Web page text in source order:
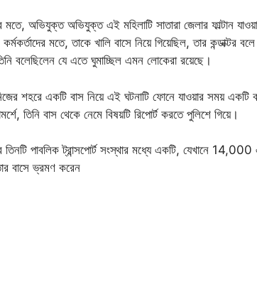
মতে, অভিযুক্ত অভিযুক্ত এই মহিলাটি সাতারা জেলার ফাল্টান
মতে, তাকে খালি বাসে নিয়ে গিয়েছিল, তার কন্ডাক্টর
বলেছিলেন যে এতে ঘুমাচ্ছিল এমন লোকেরা রয়েছে।
শহরে একটি বাস নিয়ে এই ঘটনাটি ফোনে যাওয়ার সময় একটি
তিনি বাস থেকে নেমে বিষয়টি রিপোর্ট করতে পুলিশে গিয়ে।
পাবলিক ট্রান্সপোর্ট সংস্থার মধ্যে একটি, যেখানে 14,000
বাসে ভ্রমণ করেন